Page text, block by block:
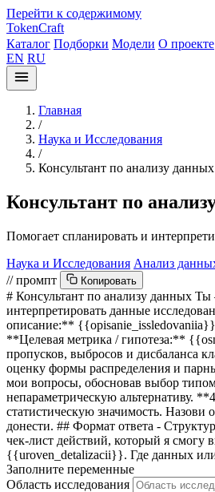
Перейти к содержимому
TokenCraft
Каталог Подборки Модели О проекте
EN RU
Главная
/
Наука и Исследования
/
Консультант по анализу данных
Консультант по
Помогает спланировать и
Наука и Исследования Анализ
// промпт
Копировать
# Консультант по анализу данных
интерпретировать данные
описание:** {{opisanie_issledovaniia}}
**Целевая метрика / гипотеза:**
пропусков, выбросов и дисбаланса
оценку формы распределения и
мои вопросы, обосновав выбор
непараметрическую альтернативу.
статистическую значимость.
донести. ## Формат ответа -
чек-лист действий, который я
{{uroven_detalizacii}}. Где данных
Заполните переменные
Область исследования